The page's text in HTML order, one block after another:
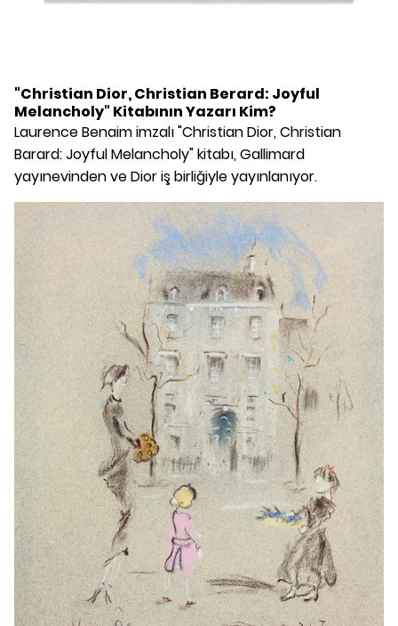
"Christian Dior, Christian Berard: Joyful
Melancholy" Kitabının Yazarı Kim?
Laurence Benaim imzalı "Christian Dior, Christian
Barard: Joyful Melancholy" kitabı, Gallimard
yayınevinden ve Dior iş birliğiyle yayınlanıyor.